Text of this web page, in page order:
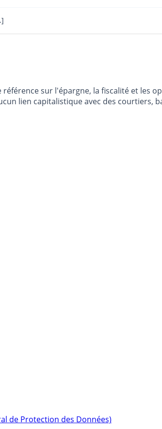
sur l'épargne, la fiscalité et les
lien capitalistique avec des courtiers,
de Protection des Données)